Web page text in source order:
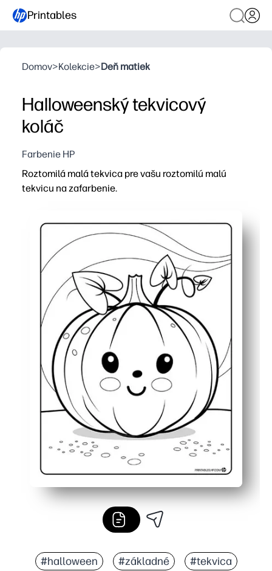
Printables
Domov>Kolekcie>Deň matiek
Halloweenský tekvicový
koláč
Farbenie HP
Roztomilá malá tekvica pre vašu roztomilú malú
tekvicu na zafarbenie.
Odvážne obrysy pomáhajú malým rukám zafarbiť vo
Vyberáte si pastelky, značky alebo farbu - vytlačte
Premení sa na okamžitú halloweensku dekoráciu
#halloween #základné #tekvica